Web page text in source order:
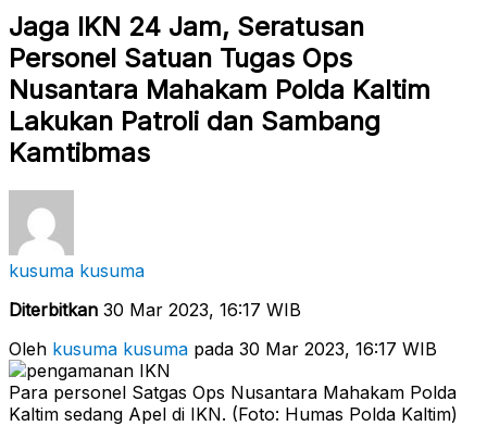
Jaga IKN 24 Jam, Seratusan
Personel Satuan Tugas Ops
Nusantara Mahakam Polda Kaltim
Lakukan Patroli dan Sambang
Kamtibmas
kusuma kusuma
Diterbitkan 30 Mar 2023, 16:17 WIB
Oleh kusuma kusuma pada 30 Mar 2023, 16:17 WIB
Para personel Satgas Ops Nusantara Mahakam Polda
Kaltim sedang Apel di IKN. (Foto: Humas Polda Kaltim)